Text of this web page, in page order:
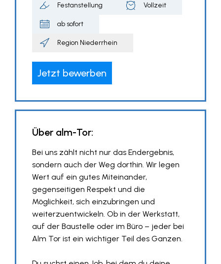
Festanstellung Vollzeit
ab sofort
Region Niederrhein
Jetzt bewerben
Über alm-Tor:
Bei uns zählt nicht nur das Endergebnis,
sondern auch der Weg dorthin. Wir legen
Wert auf ein gutes Miteinander,
gegenseitigen Respekt und die
Möglichkeit, sich einzubringen und
weiterzuentwickeln. Ob in der Werkstatt,
auf der Baustelle oder im Büro – jeder bei
Alm Tor ist ein wichtiger Teil des Ganzen.